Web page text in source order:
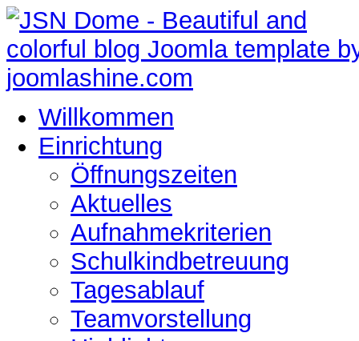
Willkommen
Einrichtung
Öffnungszeiten
Aktuelles
Aufnahmekriterien
Schulkindbetreuung
Tagesablauf
Teamvorstellung